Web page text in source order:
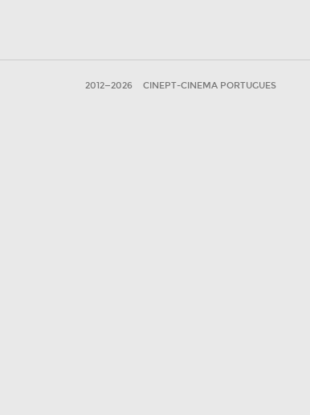
2012—2026 CINEPT-CINEMA PORTUGUES